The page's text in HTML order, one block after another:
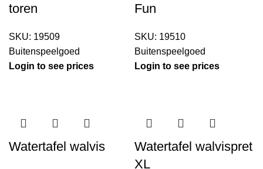
toren
SKU: 19509
Buitenspeelgoed
Login to see prices
Fun
SKU: 19510
Buitenspeelgoed
Login to see prices
Watertafel walvis
Watertafel walvispret
XL